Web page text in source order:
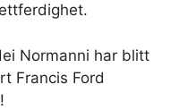
Normanni har blitt
Francis Ford